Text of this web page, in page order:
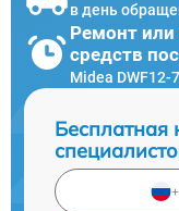
в день
Ремонт
средств
Midea DWF12-
Бесплатная